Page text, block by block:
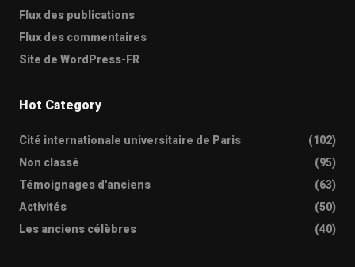
Flux des publications
Flux des commentaires
Site de WordPress-FR
Hot Category
Cité internationale universitaire de Paris
(102)
Non classé
(95)
Témoignages d'anciens
(63)
Activités
(50)
Les anciens célèbres
(40)